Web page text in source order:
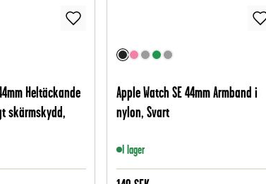
Heltäckande
skärmskydd,
Apple Watch SE 44mm Armband i
nylon, Svart
I lager